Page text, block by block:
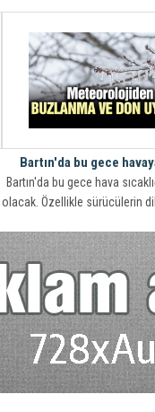
karşımıza Bartın’da bu
başarılı bir doktor olan Gülşah
Kendisine bu tedavi
olarak akıllardaki neredeyse
Bartın'da bu gece
Bartın'da bu gece hava
olacak. Özellikle sürücülerin